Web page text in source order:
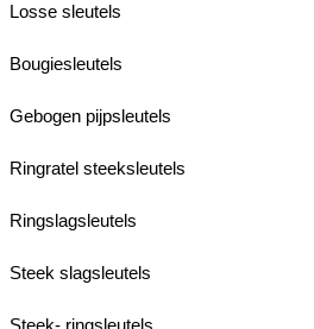
Losse sleutels
Bougiesleutels
Gebogen pijpsleutels
Ringratel steeksleutels
Ringslagsleutels
Steek slagsleutels